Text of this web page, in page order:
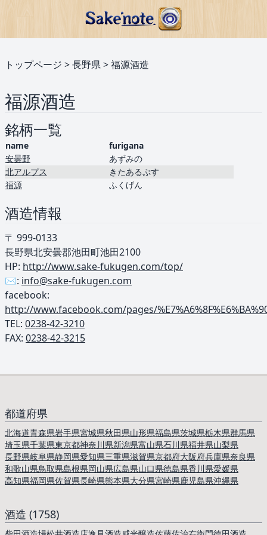
トップページ >長野県>福源酒造
福源酒造
銘柄一覧
name
furigana
安曇野
あずみの
北アルプス
きたあるぷす
福源
ふくげん
酒造情報
〒 999-0133
長野県北安曇郡池田町池田2100
HP: http://www.sake-fukugen.com/top/
✉️: info@sake-fukugen.com
facebook:
http://www.facebook.com/pages/
TEL: ︎ 0238-42-3210
FAX: 0238-42-3215
都道府県
北海道青森県岩手県宮城県秋田県山形県福島県茨城県栃木県群馬県
埼玉県千葉県東京都神奈川県新潟県富山県石川県福井県山梨県
長野県岐阜県静岡県愛知県三重県滋賀県京都府大阪府兵庫県奈良県
和歌山県鳥取県島根県岡山県広島県山口県徳島県香川県愛媛県
高知県福岡県佐賀県長崎県熊本県大分県宮崎県鹿児島県沖縄県
酒造 (1758)